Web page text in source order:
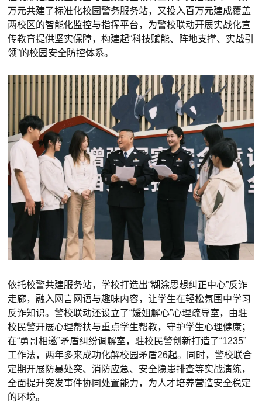
万元共建了标准化校园警务服务站，又投入百万元建成覆盖
两校区的智能化监控与指挥平台，为警校联动开展实战化宣
传教育提供坚实保障，构建起“科技赋能、阵地支撑、实战引
领”的校园安全防控体系。
依托校警共建服务站，学校打造出“糊涂思想纠正中心”反诈
走廊，融入网言网语与趣味内容，让学生在轻松氛围中学习
反诈知识。警校联动还设立了“媛姐解心”心理疏导室，由驻
校民警开展心理帮扶与重点学生帮教，守护学生心理健康；
在“勇哥相邀”矛盾纠纷调解室，驻校民警创新打造了“1235”
工作法，两年多来成功化解校园矛盾26起。同时，警校联合
定期开展防暴处突、消防应急、安全隐患排查等实战演练，
全面提升突发事件协同处置能力，为人才培养营造安全稳定
的环境。